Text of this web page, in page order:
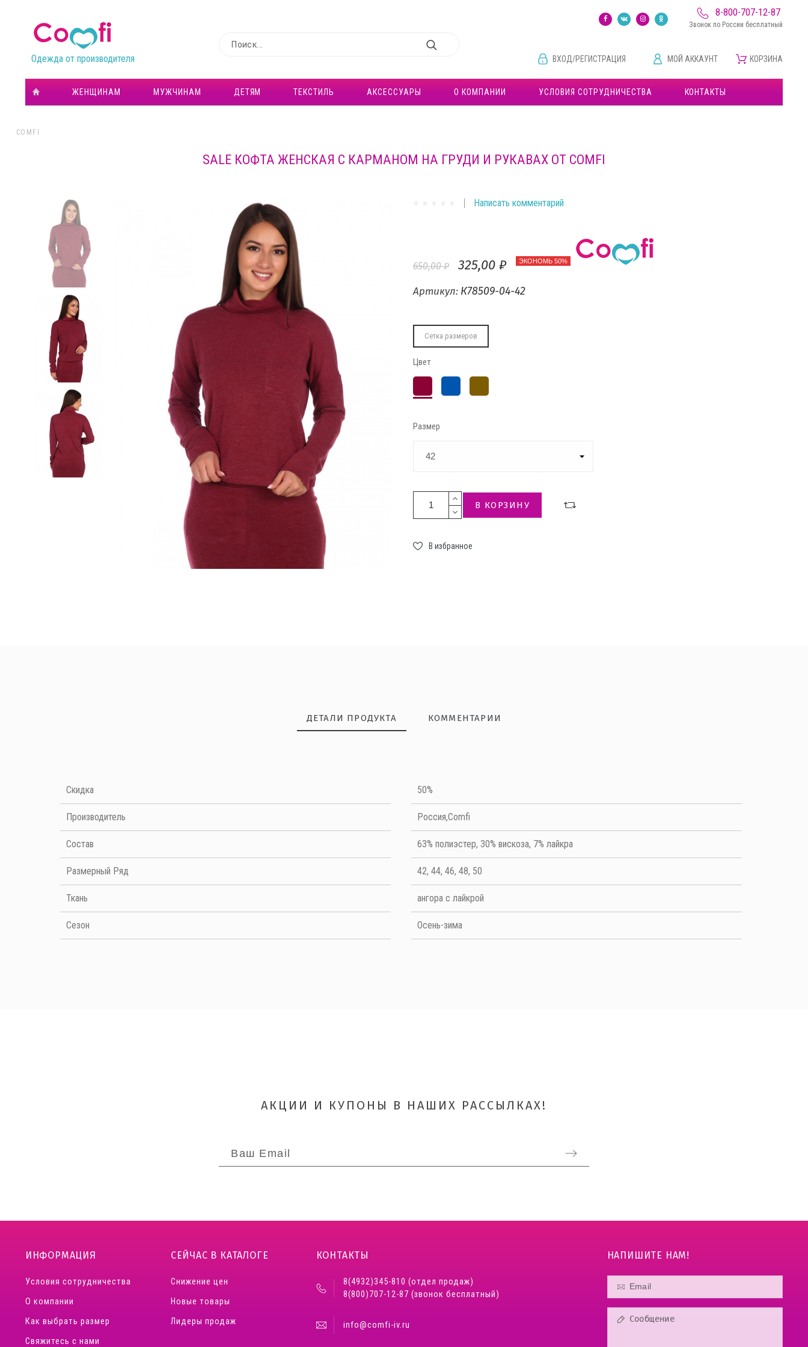
8-800-707-12-87
Звонок по России бесплатный
Одежда от производителя ВХОД/РЕГИСТРАЦИЯ МОЙ АККАУНТ КОРЗИНА
ЖЕНЩИНАМ МУЖЧИНАМ ДЕТЯМ ТЕКСТИЛЬ АКСЕССУАРЫ О КОМПАНИИ УСЛОВИЯ СОТРУДНИЧЕСТВА КОНТАКТЫ
COMFI
SALE КОФТА ЖЕНСКАЯ С КАРМАНОМ НА ГРУДИ И РУКАВАХ ОТ COMFI
Написать комментарий
650,00 ₽ 325,00 ₽ ЭКОНОМЬ 50%
Артикул: К78509-04-42
Сетка размеров
Цвет
Бордо Индиго Какао
Размер
В КОРЗИНУ
В избранное
ДЕТАЛИ ПРОДУКТА КОММЕНТАРИИ
Скидка 50%
Производитель Россия,Comfi
Cостав 63% полиэстер, 30% вискоза, 7% лайкра
Размерный Ряд 42, 44, 46, 48, 50
Ткань ангора с лайкрой
Сезон Осень-зима
АКЦИИ И КУПОНЫ В НАШИХ РАССЫЛКАХ!
ИНФОРМАЦИЯ
Условия сотрудничества
О компании
Как выбрать размер
Свяжитесь с нами
СЕЙЧАС В КАТАЛОГЕ
Снижение цен
Новые товары
Лидеры продаж
КОНТАКТЫ
8(4932)345-810 (отдел продаж)
8(800)707-12-87 (звонок бесплатный)
info@comfi-iv.ru
НАПИШИТЕ НАМ!